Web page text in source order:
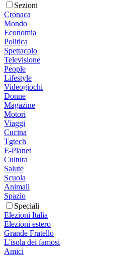
Sezioni
Cronaca
Mondo
Economia
Politica
Spettacolo
Televisione
People
Lifestyle
Videogiochi
Donne
Magazine
Motori
Viaggi
Cucina
Tgtech
E-Planet
Cultura
Salute
Scuola
Animali
Spazio
Speciali
Elezioni Italia
Elezioni estero
Grande Fratello
L'isola dei famosi
Amici